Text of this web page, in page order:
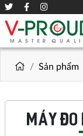
Sản phẩm
MÁY ĐO